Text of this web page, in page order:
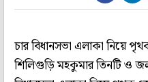
চার বিধানসভা এলাকা নিয়ে
শিলিগুড়ি মহকুমার তিনটি ও